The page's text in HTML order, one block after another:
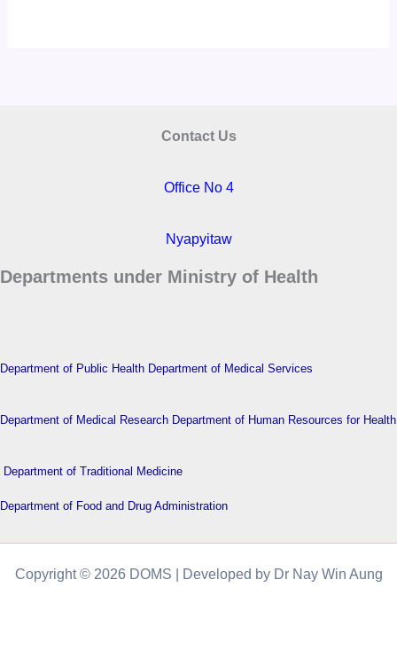
Contact Us
Office No 4
Nyapyitaw
Departments under Ministry of Health
Department of Public Health Department of Medical Services
Department of Medical Research Department of Human Resources for Health
Department of Traditional Medicine
Department of Food and Drug Administration
Copyright © 2026 DOMS | Developed by Dr Nay Win Aung